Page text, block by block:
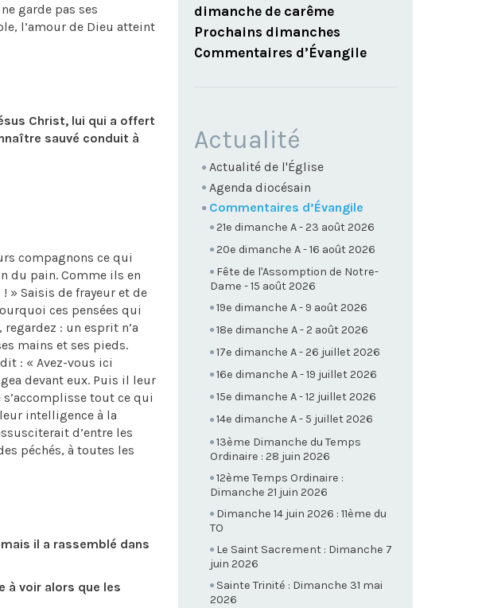
garde pas ses
l’amour de Dieu atteint
Christ, lui qui a offert
sauvé conduit à
compagnons ce qui
du pain. Comme ils en
» Saisis de frayeur et de
ces pensées qui
: un esprit n’a
mains et ses pieds.
: « Avez-vous ici
devant eux. Puis il leur
tout ce qui
intelligence à la
d’entre les
péchés, à toutes les
il a rassemblé dans
alors que les
dimanche de carême
Prochains dimanches
Commentaires d’Évangile
NAVIGATION
Actualité
Actualité de l'Église
Agenda diocésain
Commentaires d’Évangile
21e dimanche A - 23 août 2026
20e dimanche A - 16 août 2026
Fête de l'Assomption de Notre-
Dame - 15 août 2026
19e dimanche A - 9 août 2026
18e dimanche A - 2 août 2026
17e dimanche A - 26 juillet 2026
16e dimanche A - 19 juillet 2026
15e dimanche A - 12 juillet 2026
14e dimanche A - 5 juillet 2026
13ème Dimanche du Temps
Ordinaire : 28 juin 2026
12ème Temps Ordinaire :
Dimanche 21 juin 2026
Dimanche 14 juin 2026 : 11ème du
TO
Le Saint Sacrement : Dimanche 7
juin 2026
Sainte Trinité : Dimanche 31 mai
2026